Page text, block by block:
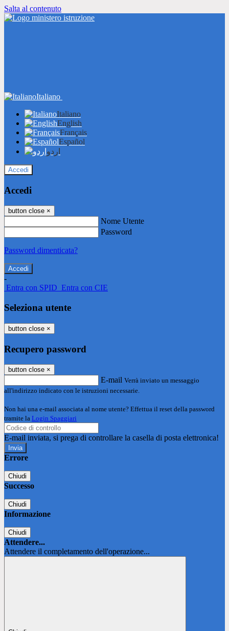
Salta al contenuto
Italiano
Italiano
English
Français
Español
اردو
Accedi
Accedi
button close ×
Nome Utente
Password
Password dimenticata?
-
Entra con SPID Entra con CIE
Seleziona utente
button close ×
Recupero password
button close ×
E-mail Verrà inviato un messaggio
all'indirizzo indicato con le istruzioni necessarie.
Non hai una e-mail associata al nome utente? Effettua il reset della password
tramite la Login Spaggiari
E-mail inviata, si prega di controllare la casella di posta elettronica!
Errore
Chiudi
Successo
Chiudi
Informazione
Chiudi
Attendere...
Attendere il completamento dell'operazione...